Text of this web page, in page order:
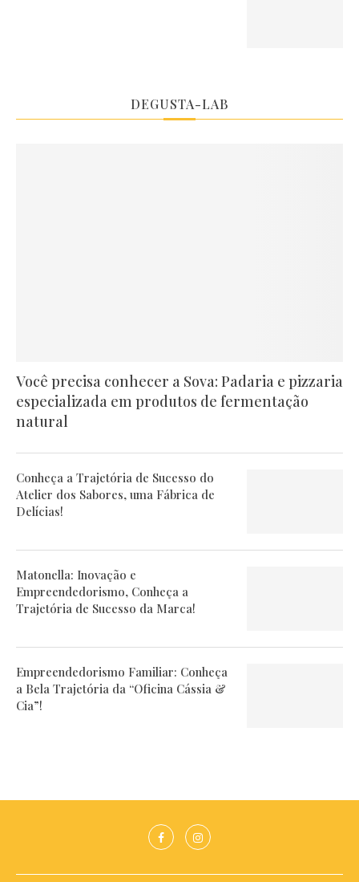
DEGUSTA-LAB
Você precisa conhecer a Sova: Padaria e pizzaria
especializada em produtos de fermentação
natural
Conheça a Trajetória de Sucesso do
Atelier dos Sabores, uma Fábrica de
Delícias!
Matonella: Inovação e
Empreendedorismo, Conheça a
Trajetória de Sucesso da Marca!
Empreendedorismo Familiar: Conheça
a Bela Trajetória da “Oficina Cássia &
Cia”!